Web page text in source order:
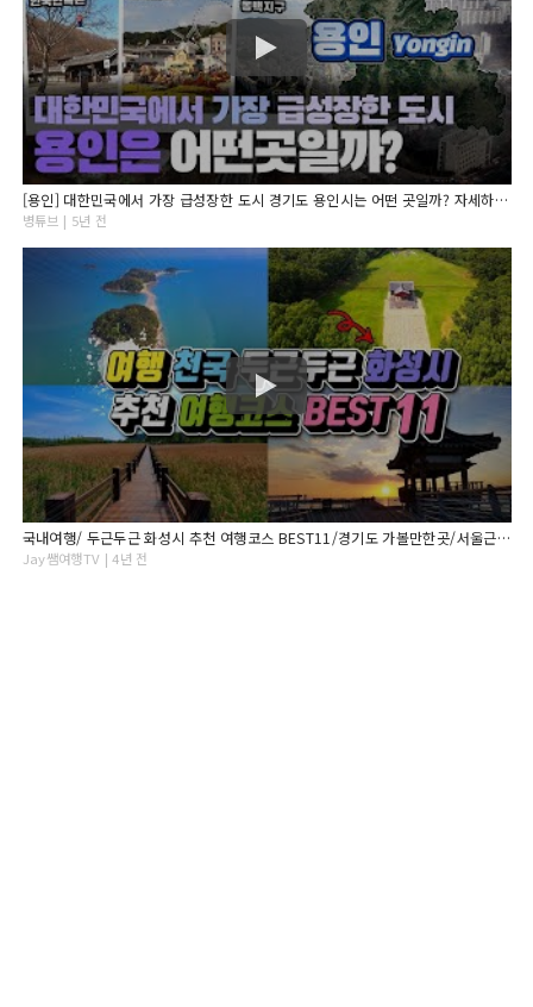
[용인] 대한민국에서 가장 급성장한 도시 경기도 용인시는 어떤 곳일까? 자세하게 알아보자!
병튜브 | 5년 전
국내여행/ 두근두근 화성시 추천 여행코스 BEST11/경기도 가볼만한곳/서울근교 가볼만한곳/ 8월추천여행지 /9월추천여행지/당일치기 국내여행
Jay쌤여행TV | 4년 전